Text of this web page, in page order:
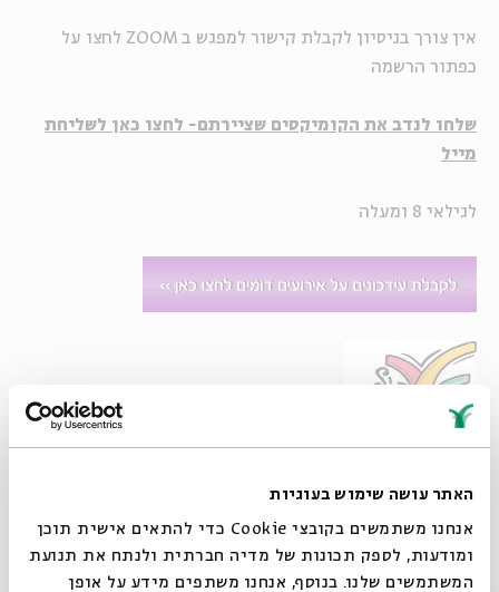
האתר עושה שימוש בעוגיות
אנחנו משתמשים בקובצי Cookie כדי להתאים אישית תוכן
ומודעות, לספק תכונות של מדיה חברתית ולנתח את תנועת
המשתמשים שלנו. בנוסף, אנחנו משתפים מידע על אופן
אין צורך בניסיון לקבלת קישור למפגש ב ZOOM לחצו על
כפתור הרשמה
שלחו לנדב את הקומיקסים שציירתם- לחצו כאן לשליחת
מייל
לגילאי 8 ומעלה
ביחד כיצד ליצור דמויות, סיפור וקומיקס.
בכדי להשתתף בסדנה אין צורך בניסיון, נחוצים רק כלי כתיבה